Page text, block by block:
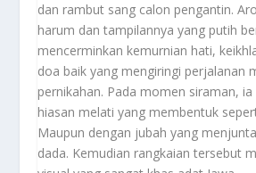
dan rambut sang calon pengantin.
harum dan tampilannya yang putih
mencerminkan kemurnian hati,
doa baik yang mengiringi perjalanan
pernikahan. Pada momen siraman,
hiasan melati yang membentuk
Maupun dengan jubah yang
dada. Kemudian rangkaian tersebut